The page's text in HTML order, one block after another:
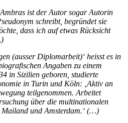
ist der Autor sogar Autorin
schreibt, begründet sie
dass ich auf etwas Rücksicht
(ausser Diplomarbeit)‘ heisst es in
Angaben zu einem
in Sizilien geboren, studierte
in Turin und Köln: ‚Aktiv an
teilgenommen. Arbeitet
über die multinationalen
und Amsterdam.‘ (…)